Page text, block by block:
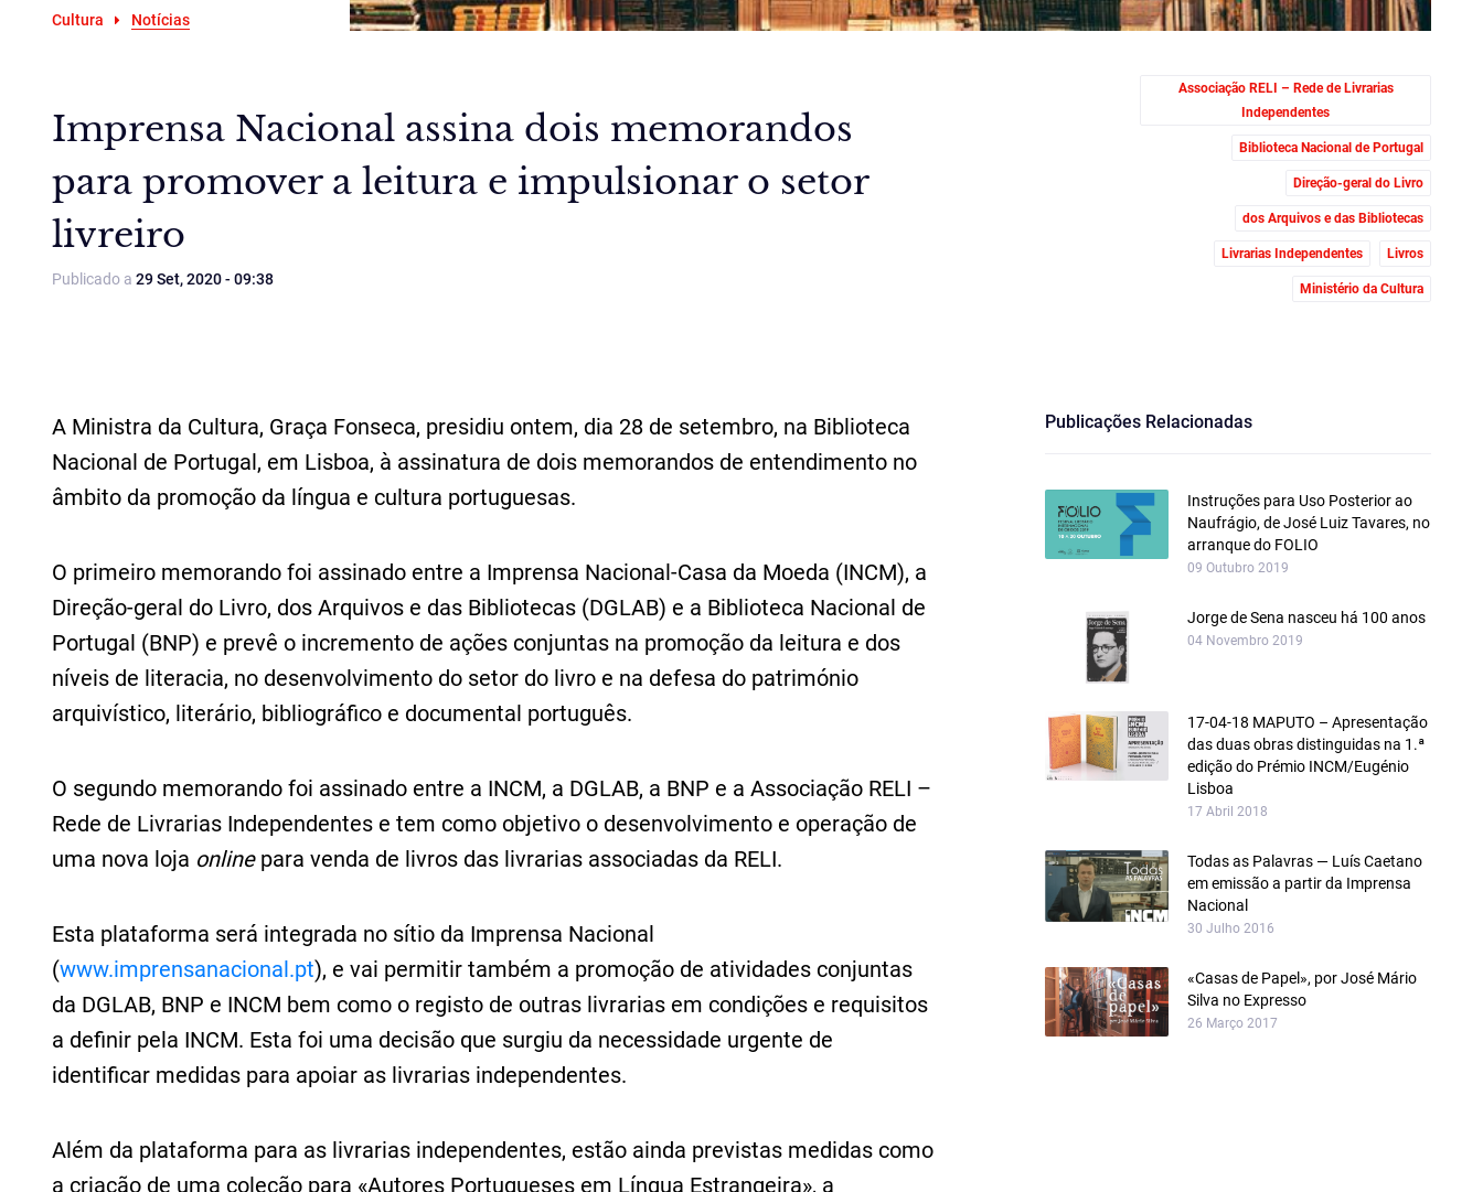
Cultura Notícias
Imprensa Nacional assina dois memorandos
para promover a leitura e impulsionar o setor
livreiro
Publicado a 29 Set, 2020 - 09:38
Associação RELI – Rede de Livrarias
Independentes
Biblioteca Nacional de Portugal
Direção-geral do Livro
dos Arquivos e das Bibliotecas
Livrarias Independentes Livros
Ministério da Cultura
A Ministra da Cultura, Graça Fonseca, presidiu ontem, dia 28 de setembro, na Biblioteca
Nacional de Portugal, em Lisboa, à assinatura de dois memorandos de entendimento no
âmbito da promoção da língua e cultura portuguesas.
O primeiro memorando foi assinado entre a Imprensa Nacional-Casa da Moeda (INCM), a
Direção-geral do Livro, dos Arquivos e das Bibliotecas (DGLAB) e a Biblioteca Nacional de
Portugal (BNP) e prevê o incremento de ações conjuntas na promoção da leitura e dos
níveis de literacia, no desenvolvimento do setor do livro e na defesa do património
arquivístico, literário, bibliográfico e documental português.
O segundo memorando foi assinado entre a INCM, a DGLAB, a BNP e a Associação RELI –
Rede de Livrarias Independentes e tem como objetivo o desenvolvimento e operação de
uma nova loja onlinepara venda de livros das livrarias associadas da RELI.
Esta plataforma será integrada no sítio da Imprensa Nacional
(www.imprensanacional.pt), e vai permitir também a promoção de atividades conjuntas
da DGLAB, BNP e INCM bem como o registo de outras livrarias em condições e requisitos
a definir pela INCM. Esta foi uma decisão que surgiu da necessidade urgente de
identificar medidas para apoiar as livrarias independentes.
Além da plataforma para as livrarias independentes, estão ainda previstas medidas como
a criação de uma coleção para «Autores Portugueses em Língua Estrangeira», a
Publicações Relacionadas
Instruções para Uso Posterior ao
Naufrágio, de José Luiz Tavares, no
arranque do FOLIO
09 Outubro 2019
Jorge de Sena nasceu há 100 anos
04 Novembro 2019
17-04-18 MAPUTO – Apresentação
das duas obras distinguidas na 1.ª
edição do Prémio INCM/Eugénio
Lisboa
17 Abril 2018
Todas as Palavras — Luís Caetano
em emissão a partir da Imprensa
Nacional
30 Julho 2016
«Casas de Papel», por José Mário
Silva no Expresso
26 Março 2017